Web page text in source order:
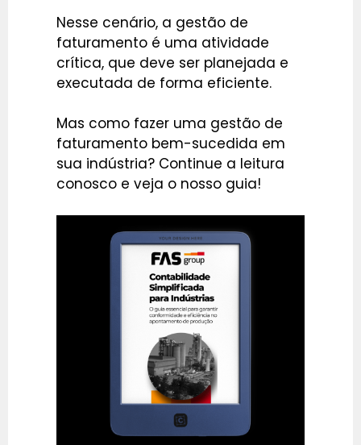
Nesse cenário, a gestão de
faturamento é uma atividade
crítica, que deve ser planejada e
executada de forma eficiente.
Mas como fazer uma gestão de
faturamento bem-sucedida em
sua indústria? Continue a leitura
conosco e veja o nosso guia!